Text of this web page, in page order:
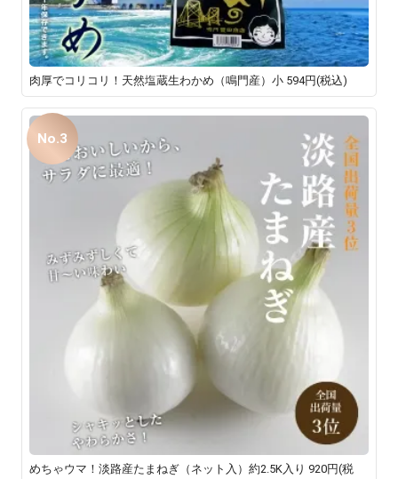
肉厚でコリコリ！天然塩蔵生わかめ（鳴門産）小 594円(税込)
No.3
めちゃウマ！淡路産たまねぎ（ネット入）約2.5K入り920円(税